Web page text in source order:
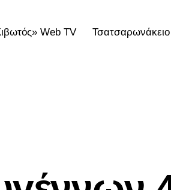
Web TV Τσατσαρωνάκειο